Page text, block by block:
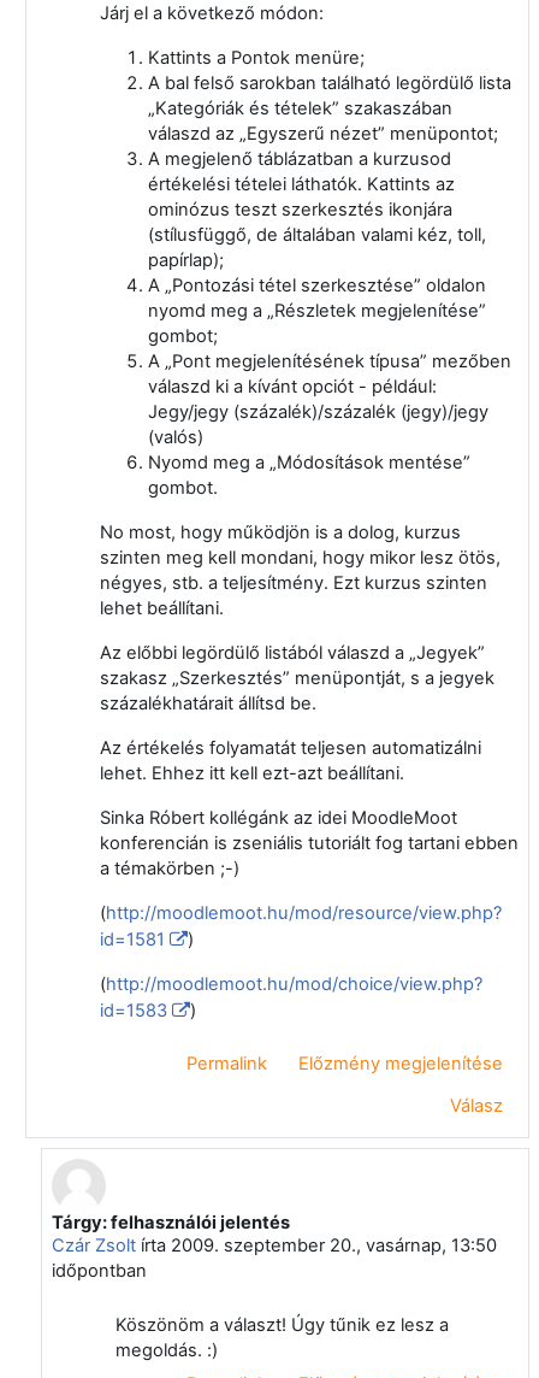
Járj el a következő módon:
Kattints a Pontok menüre;
A bal felső sarokban található legördülő lista
„Kategóriák és tételek” szakaszában
válaszd az „Egyszerű nézet” menüpontot;
A megjelenő táblázatban a kurzusod
értékelési tételei láthatók. Kattints az
ominózus teszt szerkesztés ikonjára
(stílusfüggő, de általában valami kéz, toll,
papírlap);
A „Pontozási tétel szerkesztése” oldalon
nyomd meg a „Részletek megjelenítése”
gombot;
A „Pont megjelenítésének típusa” mezőben
válaszd ki a kívánt opciót - például:
Jegy/jegy (százalék)/százalék (jegy)/jegy
(valós)
Nyomd meg a „Módosítások mentése”
gombot.
No most, hogy működjön is a dolog, kurzus
szinten meg kell mondani, hogy mikor lesz ötös,
négyes, stb. a teljesítmény. Ezt kurzus szinten
lehet beállítani.
Az előbbi legördülő listából válaszd a „Jegyek”
szakasz „Szerkesztés” menüpontját, s a jegyek
százalékhatárait állítsd be.
Az értékelés folyamatát teljesen automatizálni
lehet. Ehhez itt kell ezt-azt beállítani.
Sinka Róbert kollégánk az idei MoodleMoot
konferencián is zseniális tutoriált fog tartani ebben
a témakörben ;-)
(http://moodlemoot.hu/mod/resource/view.php?
id=1581
)
(http://moodlemoot.hu/mod/choice/view.php?
id=1583
)
Permalink
Előzmény megjelenítése
Válasz
Válasz erre: Papp Gyula
Tárgy: felhasználói jelentés
Czár Zsoltírta 2009. szeptember 20., vasárnap, 13:50
időpontban
Köszönöm a választ! Úgy tűnik ez lesz a
megoldás. :)